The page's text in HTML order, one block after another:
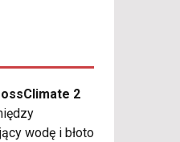
2
wodę i błoto